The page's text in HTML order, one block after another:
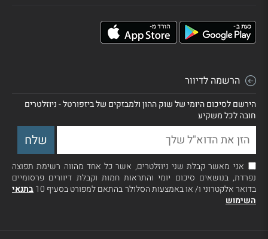
ישראל קנדה אגח ח
0.82
3,130,000
TLT US 06/05/26 C85
להב אגח ג
3.06
אלרוב נדלן אגח ז
0.72
2,688,097
2.95
ג'י סיטי אגח יד
0.69
2,805,196
2.84
הרשמה לדיוור
הירשם לסיכום היומי של שוק ההון ולמבזקים של ביזפורטל - ניוזלטרים
חובה לכל משקיע
אני מאשר קבלת שני ניוזלטרים, אשר כל אחד מהווה רשימת תפוצה
נפרדת, בנושאים סיכום יומי והתראות חמות וקבלת דיוורים פרסומיים
בדואר אלקטרוני ו/ או באמצעות הסלולר בהתאם למפורט בסעיף 10
בתנאי
השימוש